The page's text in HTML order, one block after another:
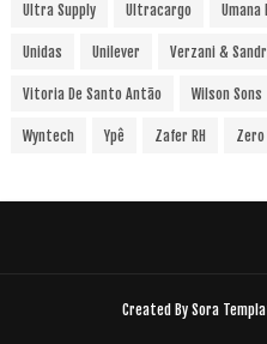
Ultra Supply Ultracargo Umana
Unidas Unilever Verzani &
Vitoria De Santo Antão Wilson Sons
Wyntech Ypê Zafer RH Zero
Created BySora